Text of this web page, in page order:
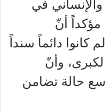
في
مؤكداً أنّ
كانوا دائماً سنداً
وأنّ
حالة تضامن